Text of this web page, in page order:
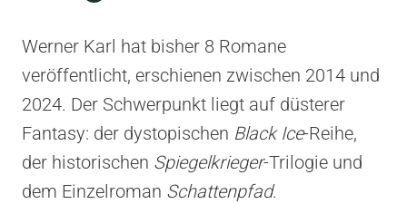
Werner Karl hat bisher 8 Romane
veröffentlicht, erschienen zwischen 2014 und
2024. Der Schwerpunkt liegt auf düsterer
Fantasy: der dystopischen Black Ice-Reihe,
der historischen Spiegelkrieger-Trilogie und
dem Einzelroman Schattenpfad.